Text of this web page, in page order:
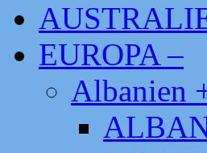
EUROPA –
Albanien